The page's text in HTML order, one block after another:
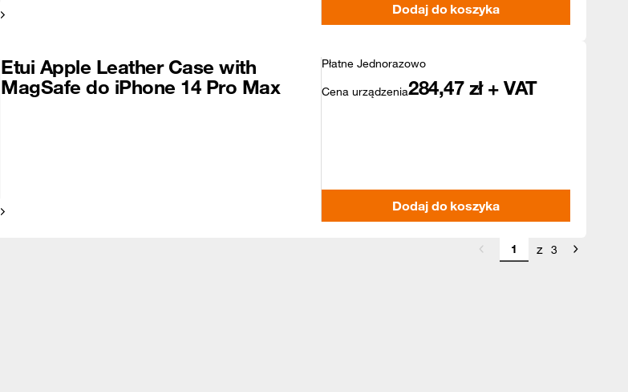
Pokaż następny Dodaj do koszyka
Pokaż następny
Etui Apple Leather Case with
MagSafe do iPhone 14 Pro Max
Płatne Jednorazowo
Cena urządzenia284,47 zł + VAT
Dodaj do koszyka
z 3